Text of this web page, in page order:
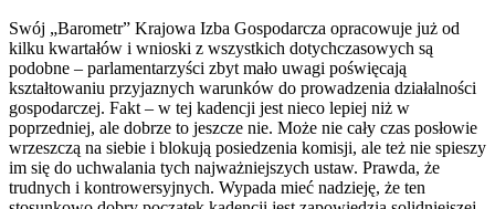
Swój „Barometr” Krajowa Izba Gospodarcza opracowuje już od
kilku kwartałów i wnioski z wszystkich dotychczasowych są
podobne – parlamentarzyści zbyt mało uwagi poświęcają
kształtowaniu przyjaznych warunków do prowadzenia działalności
gospodarczej. Fakt – w tej kadencji jest nieco lepiej niż w
poprzedniej, ale dobrze to jeszcze nie. Może nie cały czas posłowie
wrzeszczą na siebie i blokują posiedzenia komisji, ale też nie spieszy
im się do uchwalania tych najważniejszych ustaw. Prawda, że
trudnych i kontrowersyjnych. Wypada mieć nadzieję, że ten